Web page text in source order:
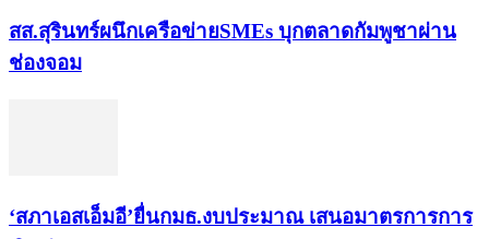
สส.สุรินทร์ผนึกเครือข่ายSMEs บุกตลาดกัมพูชาผ่าน
ช่องจอม
‘สภาเอสเอ็มอี’ยื่นกมธ.งบประมาณ เสนอมาตรการการ